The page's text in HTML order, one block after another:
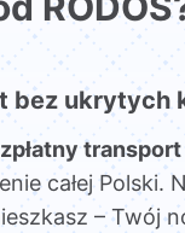
bez ukrytych
transport
całej Polski.
– Twój